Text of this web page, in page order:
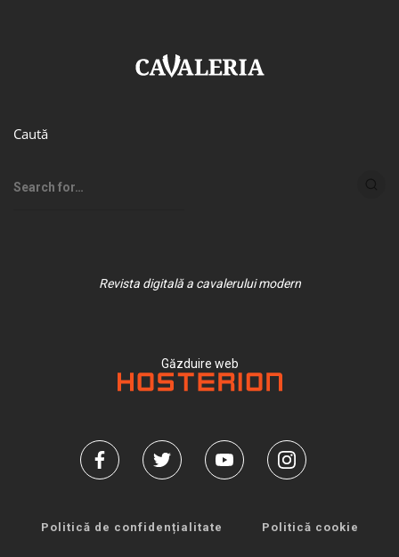
Caută
Revista digitală a cavalerului modern
Găzduire web
Politică de confidențialitate Politică cookie